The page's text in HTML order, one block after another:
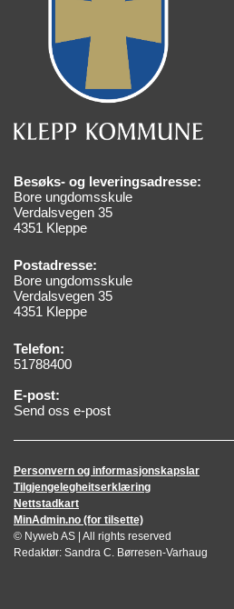
Besøks- og leveringsadresse:
Bore ungdomsskule
Verdalsvegen 35
4351 Kleppe
Postadresse:
Bore ungdomsskule
Verdalsvegen 35
4351 Kleppe
Telefon:
51788400
E-post:
Send oss e-post
Personvern og informasjonskapslar
Tilgjengelegheitserklæring
Nettstadkart
MinAdmin.no (for tilsette)
© Nyweb AS | All rights reserved
Redaktør: Sandra C. Børresen-Varhaug